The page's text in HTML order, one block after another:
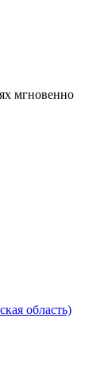
мгновенно
область)